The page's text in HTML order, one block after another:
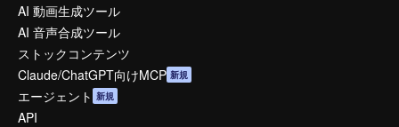
AI 動画生成ツール
AI 音声合成ツール
ストックコンテンツ
Claude/ChatGPT向けMCP 新規
エージェント 新規
API